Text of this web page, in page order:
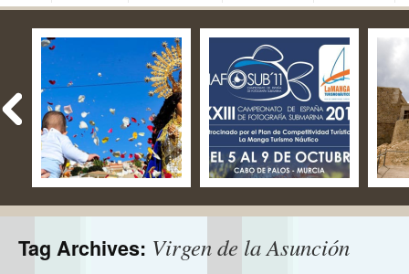
Fiestas del Milagro –
Mazarrón
08 Nov 2019
No Comment
By apartamentos
NAFOSUB – La Manga
del Mar Menor y Cabo
de Palos
13 Oct 2019
No Comment
By apartamentos
28
No
By
Tag Archives: Virgen de la Asunción